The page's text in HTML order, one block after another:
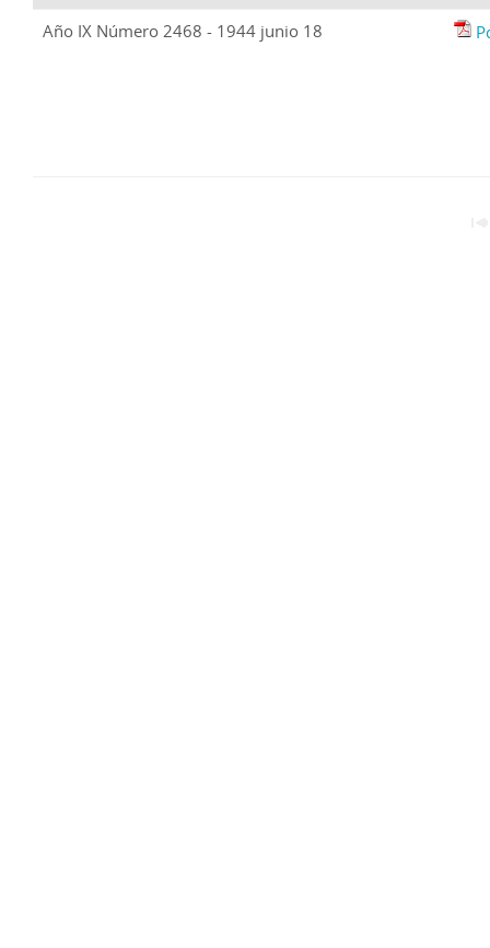
Año IX Número 2468 - 1944 junio 18